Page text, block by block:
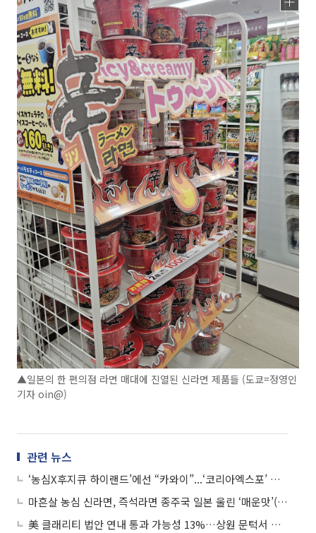
▲일본의 한 편의점 라면 매대에 진열된 신라면 제품들 (도쿄=정영인
기자 oin@)
관련 뉴스
‘농심X후지큐 하이랜드’에선 “카와이”...‘코리아엑스포’ 시식 후엔 “오이시”
마흔살 농심 신라면, 즉석라면 종주국 일본 울린 ‘매운맛’(르포)
美 클래리티 법안 연내 통과 가능성 13%…상원 문턱서 제동